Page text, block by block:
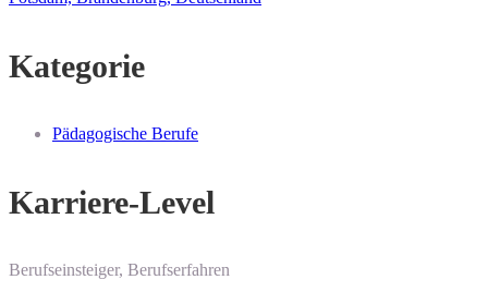
Kategorie
Pädagogische Berufe
Karriere-Level
Berufseinsteiger, Berufserfahren